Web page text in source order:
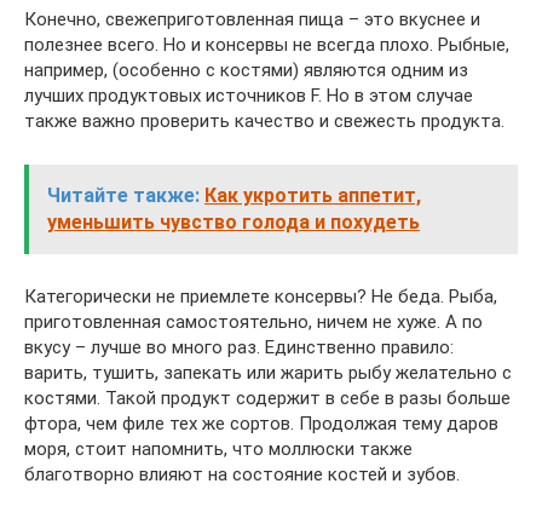
Конечно, свежеприготовленная пища – это вкуснее и
полезнее всего. Но и консервы не всегда плохо. Рыбные,
например, (особенно с костями) являются одним из
лучших продуктовых источников F. Но в этом случае
также важно проверить качество и свежесть продукта.
Читайте также: Как укротить аппетит,
уменьшить чувство голода и похудеть
Категорически не приемлете консервы? Не беда. Рыба,
приготовленная самостоятельно, ничем не хуже. А по
вкусу – лучше во много раз. Единственно правило:
варить, тушить, запекать или жарить рыбу желательно с
костями. Такой продукт содержит в себе в разы больше
фтора, чем филе тех же сортов. Продолжая тему даров
моря, стоит напомнить, что моллюски также
благотворно влияют на состояние костей и зубов.